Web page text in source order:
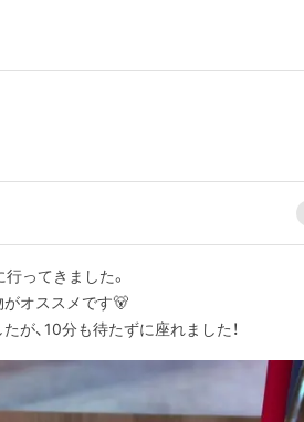
ってきました。
オススメです🐻
が、10分も待たずに座れました！